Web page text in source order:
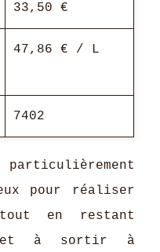
33,50 €
47,86 € / L
7402
pour réaliser
en restant
et à sortir à